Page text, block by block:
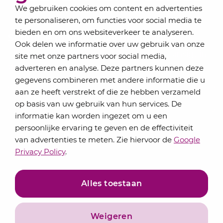
We gebruiken cookies om content en advertenties
te personaliseren, om functies voor social media te
bieden en om ons websiteverkeer te analyseren.
Ook delen we informatie over uw gebruik van onze
site met onze partners voor social media,
adverteren en analyse. Deze partners kunnen deze
gegevens combineren met andere informatie die u
aan ze heeft verstrekt of die ze hebben verzameld
op basis van uw gebruik van hun services. De
informatie kan worden ingezet om u een
persoonlijke ervaring te geven en de effectiviteit
van advertenties te meten. Zie hiervoor de Google
Privacy Policy.
Alles toestaan
Weigeren
Schrijf je in voor onze nieuwsbrief
Elke maand bundelen de adviseurs van Lansigt in
de eSigt het nieuws.
Jouw emailadres
Inschrijven